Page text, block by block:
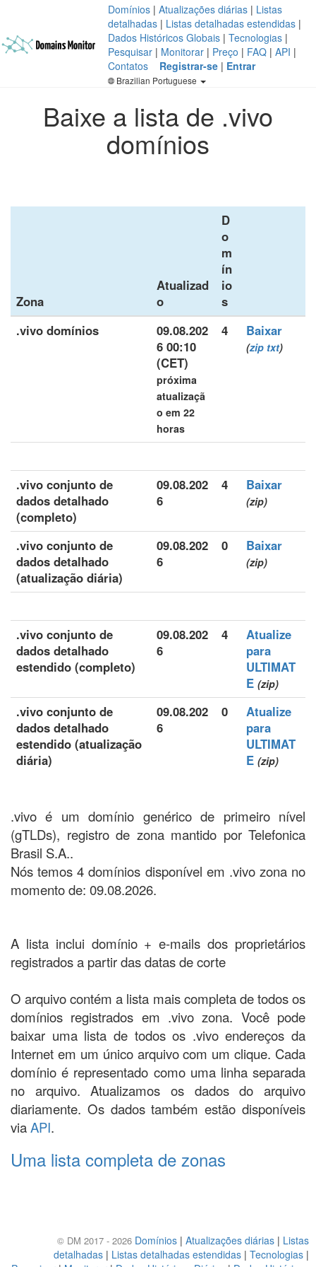
Domínios | Atualizações diárias | Listas
detalhadas | Listas detalhadas estendidas |
Dados Históricos Globais | Tecnologias |
Pesquisar | Monitorar | Preço | FAQ | API |
Contatos
Registrar-se | Entrar
Brazilian Portuguese
Baixe a lista de .vivo
domínios
Zona
Atualizad
o
D
o
m
ín
io
s
.vivo domínios
09.08.202
6 00:10
(CET)
próxima
atualizaçã
o em 22
horas
4 Baixar
(zip txt)
.vivo conjunto de
dados detalhado
(completo)
09.08.202
6
4 Baixar
(zip)
.vivo conjunto de
dados detalhado
(atualização diária)
09.08.202
6
0 Baixar
(zip)
.vivo conjunto de
dados detalhado
estendido (completo)
09.08.202
6
4
Atualize
para
ULTIMAT
E (zip)
.vivo conjunto de
dados detalhado
estendido (atualização
diária)
09.08.202
6
0
Atualize
para
ULTIMAT
E (zip)
.vivo é um domínio genérico de primeiro nível
(gTLDs), registro de zona mantido por Telefonica
Brasil S.A..
Nós temos 4 domínios disponível em .vivo zona no
momento de: 09.08.2026.
A lista inclui domínio + e-mails dos proprietários
registrados a partir das datas de corte
O arquivo contém a lista mais completa de todos os
domínios registrados em .vivo zona. Você pode
baixar uma lista de todos os .vivo endereços da
Internet em um único arquivo com um clique. Cada
domínio é representado como uma linha separada
no arquivo. Atualizamos os dados do arquivo
diariamente. Os dados também estão disponíveis
viaAPI.
Uma lista completa de zonas
© DM 2017 - 2026 Domínios | Atualizações diárias | Listas
detalhadas | Listas detalhadas estendidas | Tecnologias |